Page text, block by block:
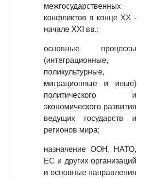
межгосударственных
конфликтов в конце XX -
начале XXI вв.;
основные процессы
(интеграционные,
поликультурные,
миграционные и иные)
политического и
экономического развития
ведущих государств и
регионов мира;
назначение ООН, НАТО,
ЕС и других организаций
и основные направления